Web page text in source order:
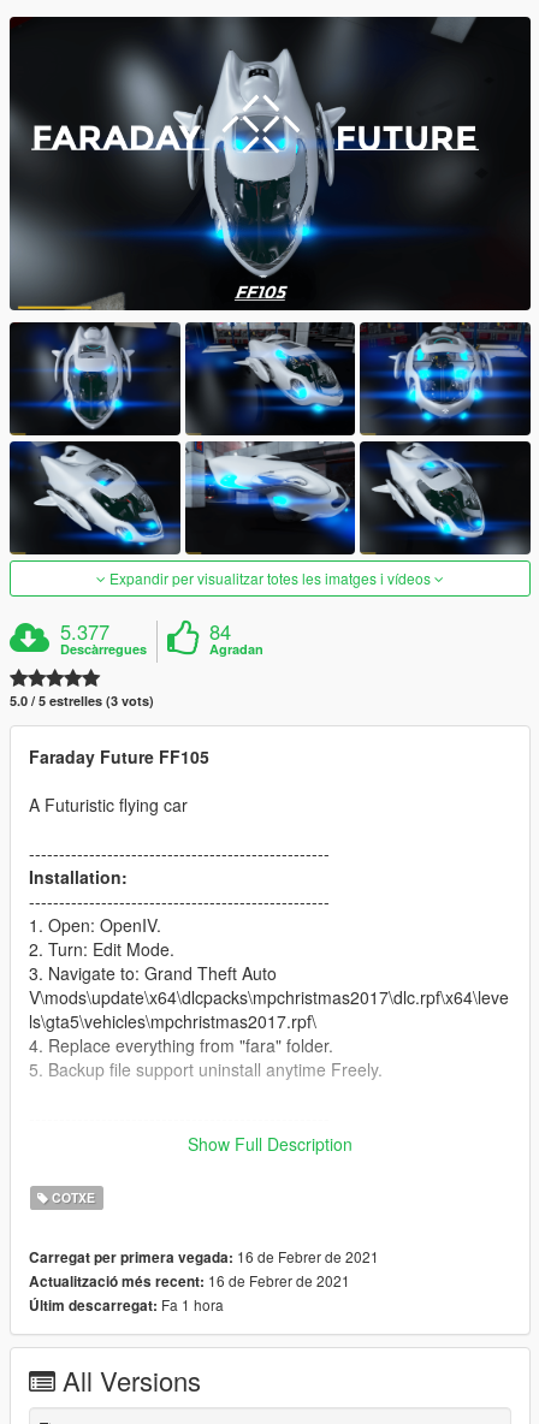
Expandir per visualitzar totes les imatges i vídeos
5.377
Descàrregues
84
Agradan
5.0 / 5 estrelles (3 vots)
Faraday Future FF105
A Futuristic flying car
--------------------------------------------------
Installation:
--------------------------------------------------
1. Open: OpenIV.
2. Turn: Edit Mode.
3. Navigate to: Grand Theft Auto
V\mods\update\x64\dlcpacks\mpchristmas2017\dlc.rpf\x64\leve
ls\gta5\vehicles\mpchristmas2017.rpf\
4. Replace everything from "fara" folder.
5. Backup file support uninstall anytime Freely.
//Require Simple Trainer//
Vehicle Spawining > Sports Classic > Imponte Deluxo
--------------------------------------------------
How to Fly:
--------------------------------------------------
Press ' X ' to fly mod
press again drive mod
Show Full Description
COTXE
Carregat per primera vegada: 16 de Febrer de 2021
Actualització més recent: 16 de Febrer de 2021
Últim descarregat: Fa 1 hora
All Versions